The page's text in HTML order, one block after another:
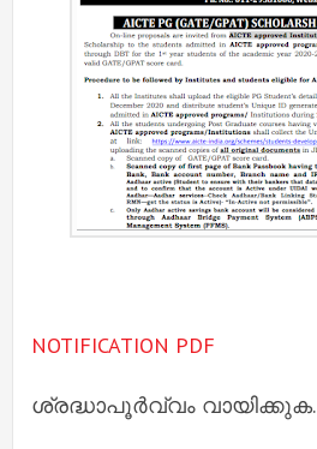
NOTIFICATION PDF
ശ്രദ്ധാപൂർവ്വം വായിക്കുക.